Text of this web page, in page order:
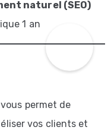
naturel (SEO)
1 an
vous permet de
vos clients et